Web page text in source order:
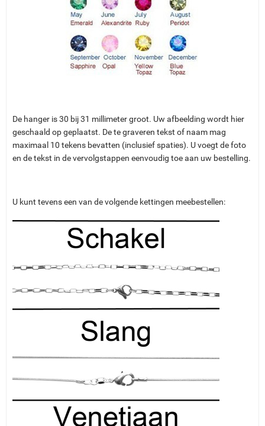
De hanger is 30 bij 31 millimeter groot. Uw afbeelding wordt hier
geschaald op geplaatst. De te graveren tekst of naam mag
maximaal 10 tekens bevatten (inclusief spaties). U voegt de foto
en de tekst in de vervolgstappen eenvoudig toe aan uw bestelling.
U kunt tevens een van de volgende kettingen meebestellen: